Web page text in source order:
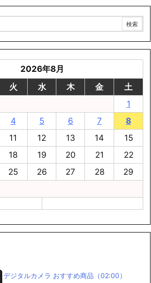
2026年8月
火 水 木 金
土
1
4 5 6 7
8
11 12 13 14
15
18 19 20 21
22
25 26 27 28
29
デジタルカメラ おすすめ商品（02:00）